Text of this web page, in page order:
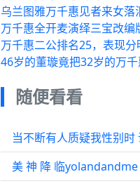
乌兰图雅万千惠见者来女落
万千惠全开麦演绎三宝改编
万千惠二公排名25，表现分
46岁的董璇竟把32岁的万
随便看看
当不断有人质疑我性别时
美 神 降 临yolandandme